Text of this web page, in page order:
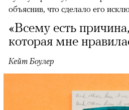
объяснив, что сделало его
«Всему есть
которая мне
Кейт Боулер